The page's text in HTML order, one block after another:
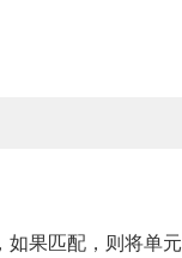
如果匹配，则将单元